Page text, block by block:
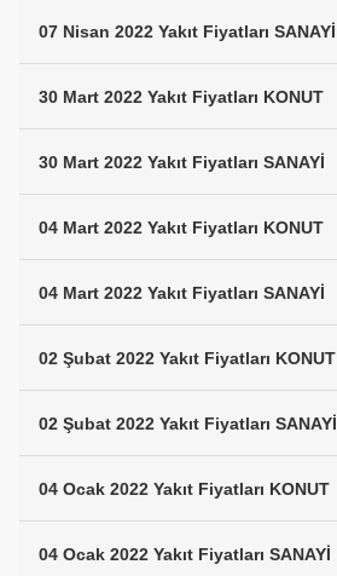
07 Nisan 2022 Yakıt Fiyatları SANAYİ
30 Mart 2022 Yakıt Fiyatları KONUT
30 Mart 2022 Yakıt Fiyatları SANAYİ
04 Mart 2022 Yakıt Fiyatları KONUT
04 Mart 2022 Yakıt Fiyatları SANAYİ
02 Şubat 2022 Yakıt Fiyatları KONUT
02 Şubat 2022 Yakıt Fiyatları SANAYİ
04 Ocak 2022 Yakıt Fiyatları KONUT
04 Ocak 2022 Yakıt Fiyatları SANAYİ